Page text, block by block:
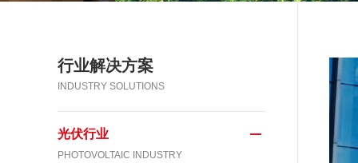
行业解决方案
INDUSTRY SOLUTIONS
光伏行业
PHOTOVOLTAIC INDUSTRY